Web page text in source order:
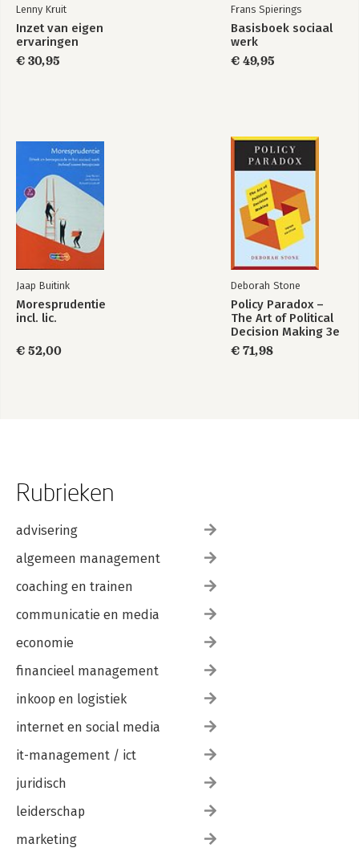
Lenny Kruit
Inzet van eigen
ervaringen
€ 30,95
Frans Spierings
Basisboek sociaal
werk
€ 49,95
Jaap Buitink
Moresprudentie
incl. lic.
€ 52,00
Deborah Stone
Policy Paradox –
The Art of Political
Decision Making 3e
€ 71,98
Rubrieken
advisering
algemeen management
coaching en trainen
communicatie en media
economie
financieel management
inkoop en logistiek
internet en social media
it-management / ict
juridisch
leiderschap
marketing